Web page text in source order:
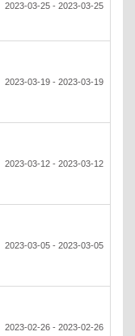
2023-03-25 - 2023-03-25
2023-03-19 - 2023-03-19
2023-03-12 - 2023-03-12
2023-03-05 - 2023-03-05
2023-02-26 - 2023-02-26